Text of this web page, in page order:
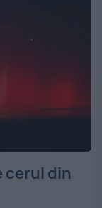
cerul din